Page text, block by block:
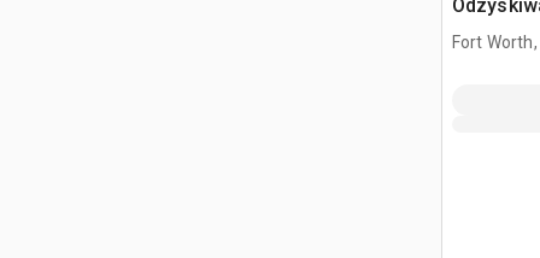
gleby
Fort Worth,